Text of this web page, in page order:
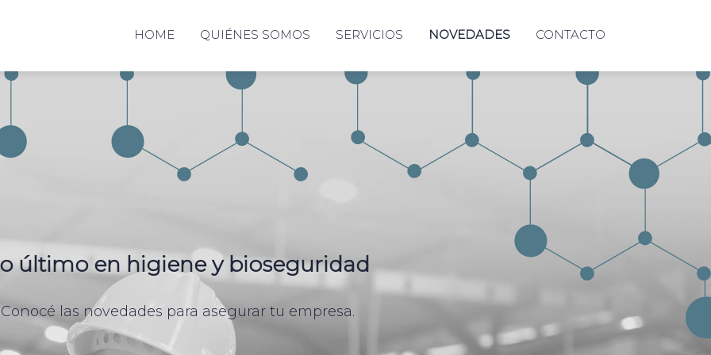
HOME QUIÉNES SOMOS SERVICIOS NOVEDADES CONTACTO
último en higiene y bioseguridad
Conocé las novedades para asegurar tu empresa.